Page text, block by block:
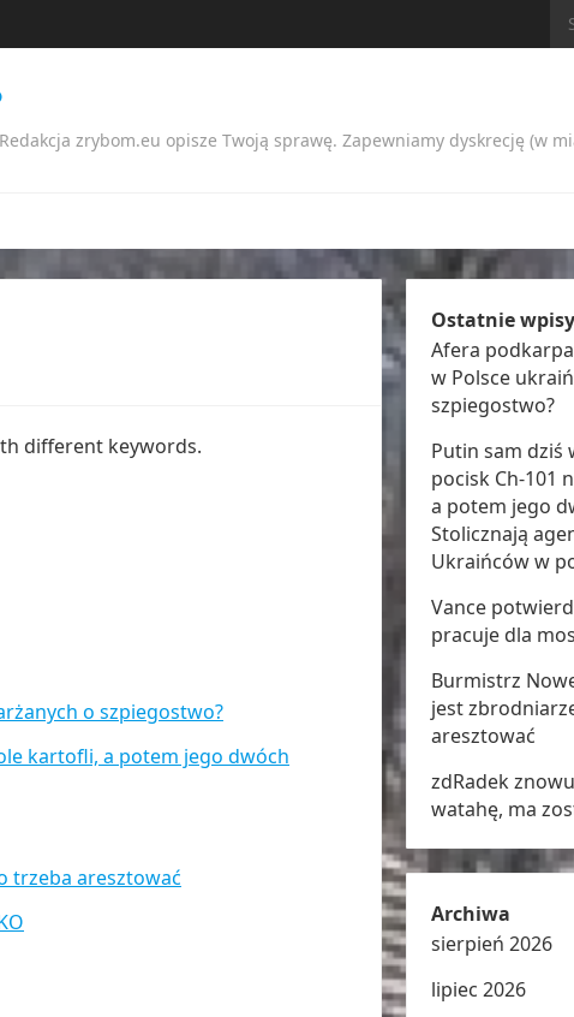
zrybom.eu opisze Twoją sprawę. Zapewniamy dyskrecję (w
different keywords.
o szpiegostwo?
kartofli, a potem jego dwóch
trzeba aresztować
Ostatnie wpisy
Afera
w Polsce
szpiegostwo?
Putin sam dziś
pocisk Ch-101
a potem jego
Stolicznają
Ukraińców w
Vance
pracuje dla
Burmistrz
jest
aresztować
zdRadek
watahę, ma
Archiwa
sierpień 2026
lipiec 2026